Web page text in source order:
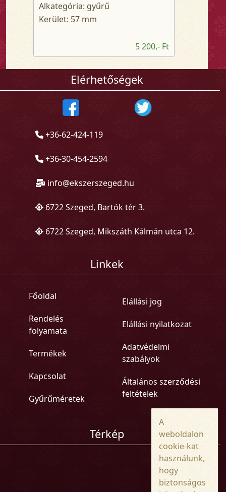
Alkategória: gyűrű
Kerület: 57 mm
5 200,- Ft
Elérhetőségek
+36-62-424-119
+36-30-454-2594
info@ekszerszeged.hu
6722 Szeged, Bartók tér 3.
6722 Szeged, Mikszáth Kálmán utca 12.
Linkek
Főoldal
Rendelés
folyamata
Termékek
Kapcsolat
Gyűrűméretek
Elállási jog
Elállási nyilatkozat
Adatvédelmi
szabályok
Általános szerződési
feltételek
Térkép
A
weboldalon
cookie-kat
használunk,
hogy
biztonságos